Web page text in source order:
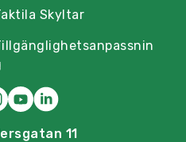
Skyltar
11